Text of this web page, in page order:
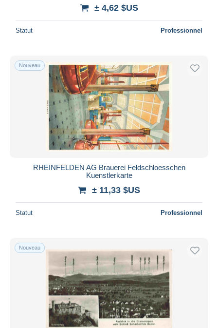
± 4,62 $US
Statut Professionnel
Nouveau
RHEINFELDEN AG Brauerei Feldschloesschen
Kuenstlerkarte
± 11,33 $US
Statut Professionnel
Nouveau